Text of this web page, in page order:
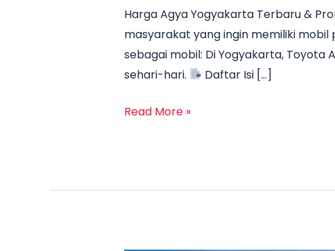
Harga Agya Yogyakarta Terbaru &
masyarakat yang ingin memiliki
sebagai mobil: Di Yogyakarta, Toyota
sehari-hari.
Daftar Isi […]
Read More »